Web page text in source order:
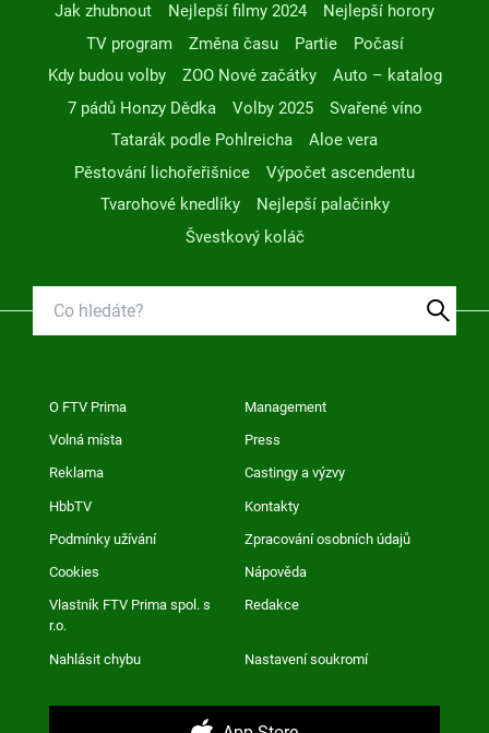
Jak zhubnout Nejlepší filmy 2024
Nejlepší horory
TV program
Změna času Partie
Počasí
Kdy budou volby
ZOO Nové začátky
Auto – katalog
7 pádů Honzy Dědka
Volby 2025
Svařené víno
Tatarák podle Pohlreicha
Aloe vera
Pěstování lichořeřišnice
Výpočet ascendentu
Tvarohové knedlíky
Nejlepší palačinky
Švestkový koláč
O FTV Prima Management
Volná místa Press
Reklama Castingy a výzvy
HbbTV Kontakty
Podmínky užívání Zpracování osobních údajů
Cookies Nápověda
Vlastník FTV Prima spol. s
r.o.
Redakce
Nahlásit chybu Nastavení soukromí